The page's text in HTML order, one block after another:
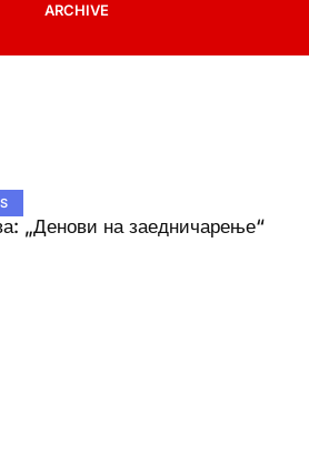
ARCHIVE
„Денови на заедничарење“